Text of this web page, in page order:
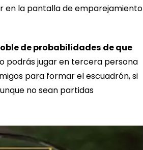
la pantalla de emparejamiento
de probabilidades de que
podrás jugar en tercera persona
para formar el escuadrón, si
no sean partidas